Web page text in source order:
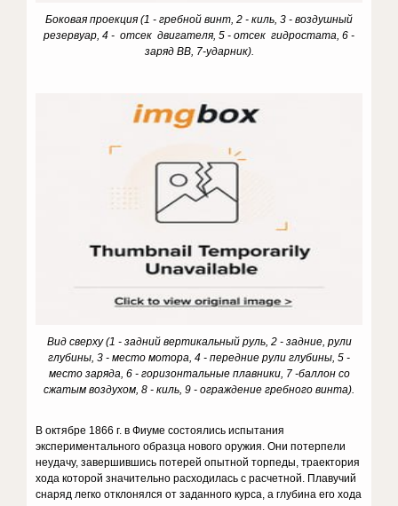
Боковая проекция (1 - гребной винт, 2 - киль, 3 - воздушный
резервуар, 4 - отсек двигателя, 5 - отсек гидростата, 6 -
заряд ВВ, 7-ударник).
Вид сверху (1 - задний вертикальный руль, 2 - задние, рули
глубины, 3 - место мотора, 4 - передние рули глубины, 5 -
место заряда, 6 - горизонтальные плавники, 7 -баллон со
сжатым воздухом, 8 - киль, 9 - ограждение гребного винта).
В октябре 1866 г. в Фиуме состоялись испытания
экспериментального образца нового оружия. Они потерпели
неудачу, завершившись потерей опытной торпеды, траектория
хода которой значительно расходилась с расчетной. Плавучий
снаряд легко отклонялся от заданного курса, а глубина его хода